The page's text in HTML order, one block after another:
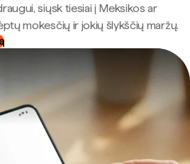
siųsk tiesiai į Meksikos ar
mokesčių ir jokių šlykščių maržų.